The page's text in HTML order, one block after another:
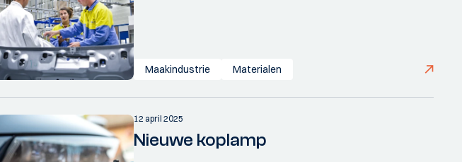
Maakindustrie Materialen
12 april 2025
Nieuwe koplamp